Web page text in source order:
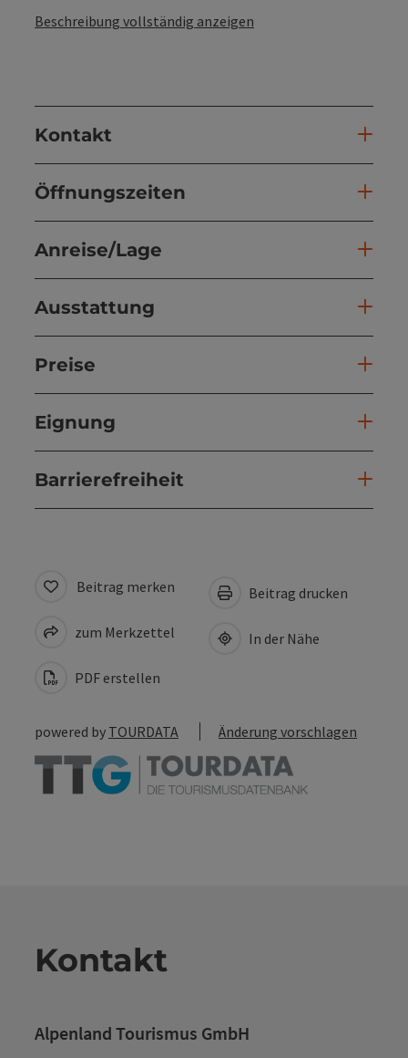
Beschreibung vollständig anzeigen
Kontakt
Öffnungszeiten
Anreise/Lage
Ausstattung
Preise
Eignung
Barrierefreiheit
Beitrag merken
zum Merkzettel
PDF erstellen
Beitrag drucken
In der Nähe
powered by TOURDATA Änderung vorschlagen
Kontakt
Alpenland Tourismus GmbH